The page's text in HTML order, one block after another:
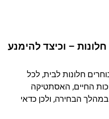
טריפלקס,
לבחור?
חשוב לדעת את
זכוכית מציע יתרונות